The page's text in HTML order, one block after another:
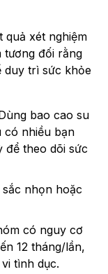
quả xét nghiệm
tương đối rằng
duy trì sức khỏe
bao cao su
có nhiều bạn
để theo dõi sức
nhọn hoặc
có nguy cơ
12 tháng/lần,
tình dục.